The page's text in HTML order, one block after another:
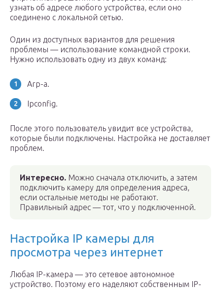
узнать об адресе любого устройства, если оно
соединено с локальной сетью.
Один из доступных вариантов для решения
проблемы — использование командной строки.
Нужно использовать одну из двух команд:
Arp-a.
Ipconfig.
После этого пользователь увидит все устройства,
которые были подключены. Настройка не доставляет
проблем.
Интересно. Можно сначала отключить, а затем
подключить камеру для определения адреса,
если остальные методы не работают.
Правильный адрес — тот, что у подключенной.
Настройка IP камеры для
просмотра через интернет
Любая IP-камера — это сетевое автономное
устройство. Поэтому его наделяют собственным IP-